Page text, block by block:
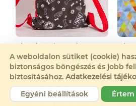
Piros kutyás cordura
hátizsák
SandblastDesign
14 200 Ft 5
A weboldalon sütiket (cookie)
biztonságos böngészés és jobb
biztosításához. Adatkezelési
Egyéni beállítások
Értem